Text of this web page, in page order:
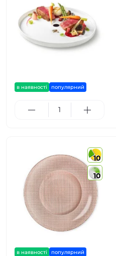
в наявності популярний
10
10
в наявності популярний